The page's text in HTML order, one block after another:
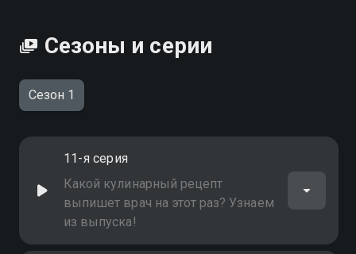
Сезоны и серии
Сезон 1
11-я серия
Какой кулинарный рецепт
выпишет врач на этот раз? Узнаем
из выпуска!